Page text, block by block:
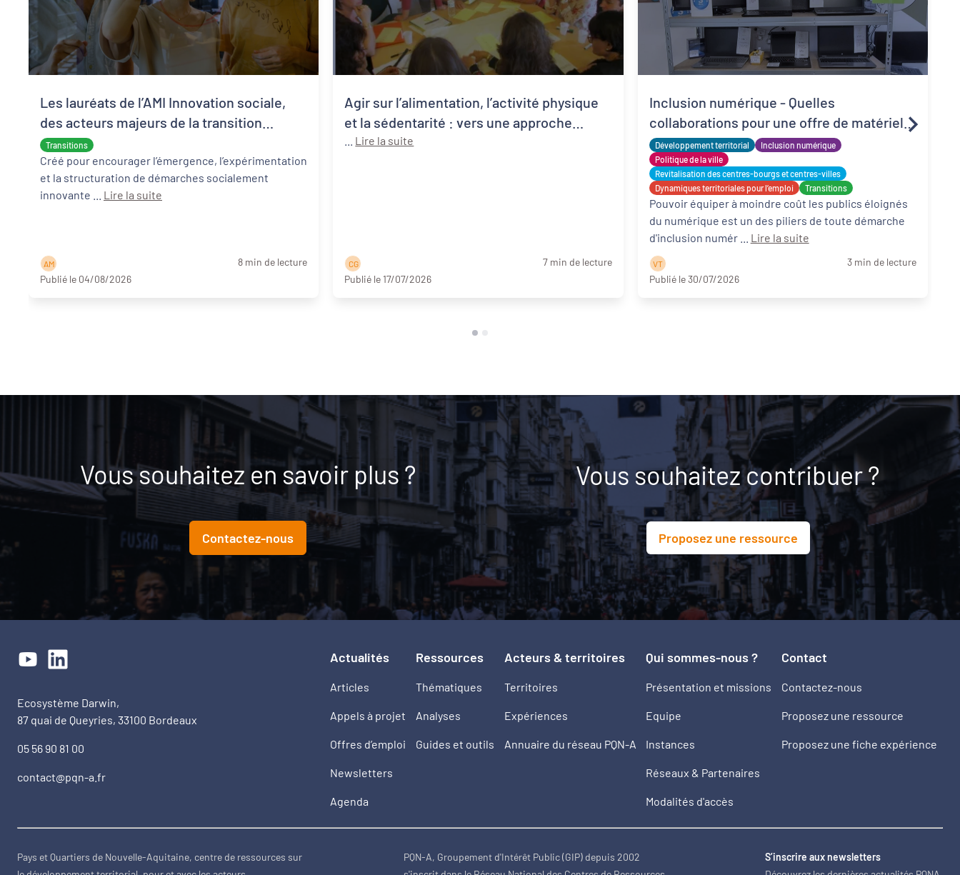
Transitions
Les lauréats de l’AMI Innovation sociale,
des acteurs majeurs de la transition
écologique et sociale
Créé pour encourager l’émergence, l’expérimentation
et la structuration de démarches socialement
Lire la suite
A M
8 min de lecture
Publié le 04/08/2026
Agir sur l’alimentation, l’activité physique
et la sédentarité : vers une approche
systémique de la santé publique
Lire la suite
C G
7 min de lecture
Publié le 17/07/2026
Développement territorial
Inclusion numérique
Politique de la ville
Revitalisation des centres-bourgs et centres-villes
Dynamiques territoriales pour l’emploi
Transitions
Inclusion numérique - Quelles
collaborations pour une offre de matériels
reconditionnés locale, solidaire et adaptée
?
Pouvoir équiper à moindre coût les publics éloignés
du numérique est un des piliers de toute démarche
Lire la suite
V T
3 min de lecture
Publié le 30/07/2026
Vous souhaitez en savoir plus ?
Contactez-nous
Vous souhaitez contribuer ?
Proposez une ressource
Ecosystème Darwin,
87 quai de Queyries, 33100 Bordeaux
05 56 90 81 00
contact@pqn-a.fr
Actualités
Articles
Appels à projet
Offres d’emploi
Newsletters
Agenda
Ressources
Thématiques
Analyses
Guides et outils
Acteurs & territoires
Territoires
Expériences
Annuaire du réseau PQN-A
Qui sommes-nous ?
Présentation et missions
Equipe
Instances
Réseaux & Partenaires
Modalités d'accès
Contact
Contactez-nous
Proposez une ressource
Proposez une fiche expérience
Pays et Quartiers de Nouvelle-Aquitaine, centre de ressources sur
PQN-A, Groupement d'Intérêt Public (GIP) depuis 2002
S’inscrire aux newsletters